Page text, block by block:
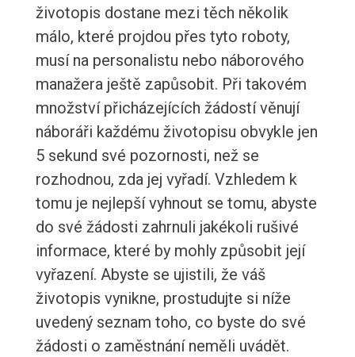
životopis dostane mezi těch několik
málo, které projdou přes tyto roboty,
musí na personalistu nebo náborového
manažera ještě zapůsobit. Při takovém
množství přicházejících žádostí věnují
náboráři každému životopisu obvykle jen
5 sekund své pozornosti, než se
rozhodnou, zda jej vyřadí. Vzhledem k
tomu je nejlepší vyhnout se tomu, abyste
do své žádosti zahrnuli jakékoli rušivé
informace, které by mohly způsobit její
vyřazení. Abyste se ujistili, že váš
životopis vynikne, prostudujte si níže
uvedený seznam toho, co byste do své
žádosti o zaměstnání neměli uvádět.